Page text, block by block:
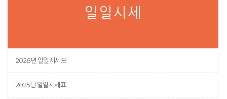
일일시세
2026년 일일시세표
2025년 일일시세표